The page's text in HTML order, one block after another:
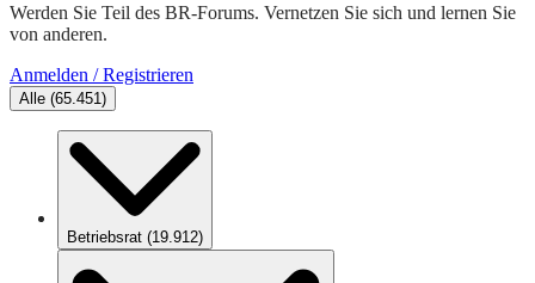
Werden Sie Teil des BR-Forums. Vernetzen Sie sich und lernen Sie
von anderen.
Anmelden / Registrieren
Alle (65.451)
Betriebsrat (19.912)